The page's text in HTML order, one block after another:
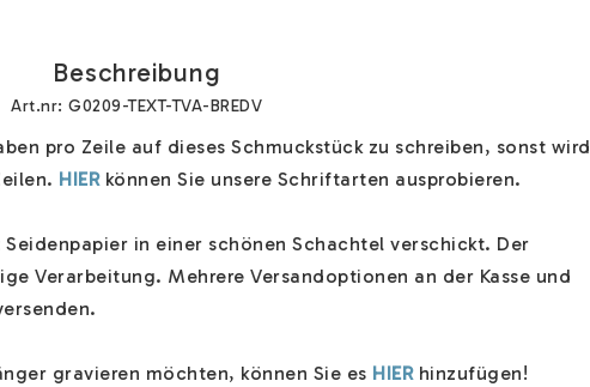
Beschreibung
Art.nr: G0209-TEXT-TVA-BREDV
pro Zeile auf dieses Schmuckstück zu schreiben, sonst wird
HIER können Sie unsere Schriftarten ausprobieren.
in einer schönen Schachtel verschickt. Der
Verarbeitung. Mehrere Versandoptionen an der Kasse und
gravieren möchten, können Sie es HIER hinzufügen!